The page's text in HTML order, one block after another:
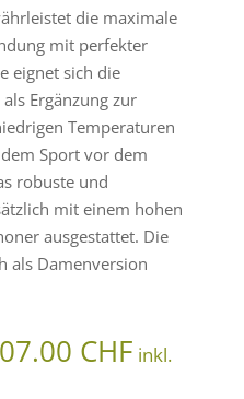
die maximale
mit perfekter
eignet sich die
Ergänzung zur
Temperaturen
Sport vor dem
robuste und
mit einem hohen
ausgestattet. Die
als Damenversion
CHF inkl.